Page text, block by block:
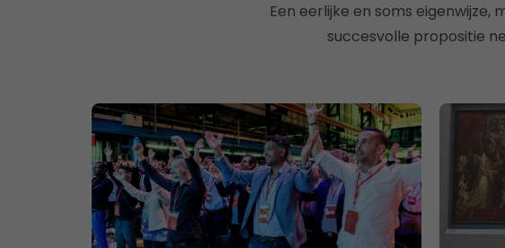
Een eerlijke en soms
succesvolle propositie